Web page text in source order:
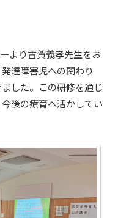
より古賀義孝先生をお
達障害児への関わり
した。この研修を通じ
後の療育へ活かしてい